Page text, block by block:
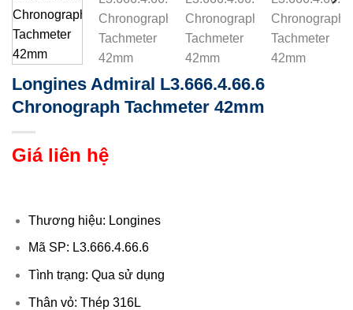
Longines Admiral L3.666.4.66.6
Chronograph Tachmeter 42mm
Giá liên hệ
Thương hiệu: Longines
Mã SP: L3.666.4.66.6
Tình trạng: Qua sử dụng
Thân vỏ: Thép 316L